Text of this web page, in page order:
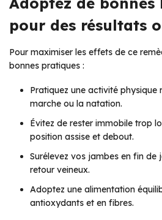
pour des résultats
Pour maximiser les effets de ce
bonnes pratiques :
Pratiquez une activité physique
marche ou la natation.
Évitez de rester immobile trop
position assise et debout.
Surélevez vos jambes en fin de
retour veineux.
Adoptez une alimentation
antioxydants et en fibres.